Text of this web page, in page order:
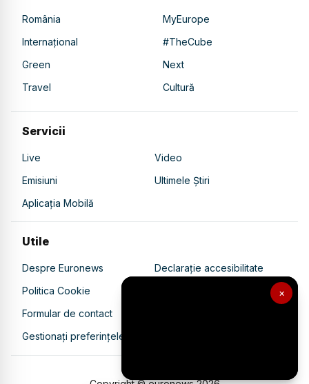
×
România
MyEurope
Internațional
#TheCube
Green
Next
Travel
Cultură
Servicii
Live
Video
Emisiuni
Ultimele Știri
Aplicația Mobilă
Utile
Despre Euronews
Declarație accesibilitate
Politica Cookie
Politica de confidențialitate
Formular de contact
Gestionați preferințele